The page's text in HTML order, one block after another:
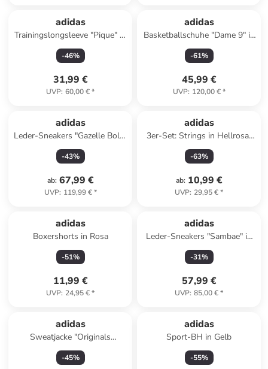
adidas
Trainingslongsleeve "Pique" in
Dunkelblau
-46%
31,99 €
UVP: 60,00 €*
adidas
Basketballschuhe "Dame 9" in
Khaki
-61%
45,99 €
UVP: 120,00 €*
adidas
Leder-Sneakers "Gazelle Bold"
in Rot
-43%
ab: 67,99 €
UVP: 119,99 €*
adidas
3er-Set: Strings in Hellrosa/
Türkis/ Schwarz
-63%
ab: 10,99 €
UVP: 29,95 €*
adidas
Boxershorts in Rosa
-51%
11,99 €
UVP: 24,95 €*
adidas
Leder-Sneakers "Sambae" in
Weiß
-31%
57,99 €
UVP: 85,00 €*
adidas
Sweatjacke "Originals
Adicolor 3-Stripes" in Türkis
-45%
adidas
Sport-BH in Gelb
-55%